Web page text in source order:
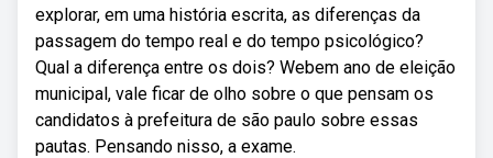
explorar, em uma história escrita, as diferenças da
passagem do tempo real e do tempo psicológico?
Qual a diferença entre os dois? Webem ano de eleição
municipal, vale ficar de olho sobre o que pensam os
candidatos à prefeitura de são paulo sobre essas
pautas. Pensando nisso, a exame.